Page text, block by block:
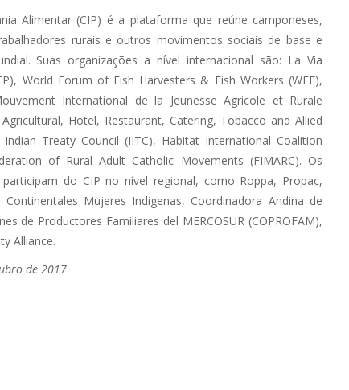
Alimentar (CIP) é a plataforma que reúne camponeses,
rurais e outros movimentos sociais de base e
Suas organizações a nível internacional são: La Via
World Forum of Fish Harvesters & Fish Workers (WFF),
International de la Jeunesse Agricole et Rurale
Hotel, Restaurant, Catering, Tobacco and Allied
Treaty Council (IITC), Habitat International Coalition
of Rural Adult Catholic Movements (FIMARC). Os
do CIP no nível regional, como Roppa, Propac,
Mujeres Indigenas, Coordinadora Andina de
de Productores Familiares del MERCOSUR (COPROFAM),
Alliance.
de 2017